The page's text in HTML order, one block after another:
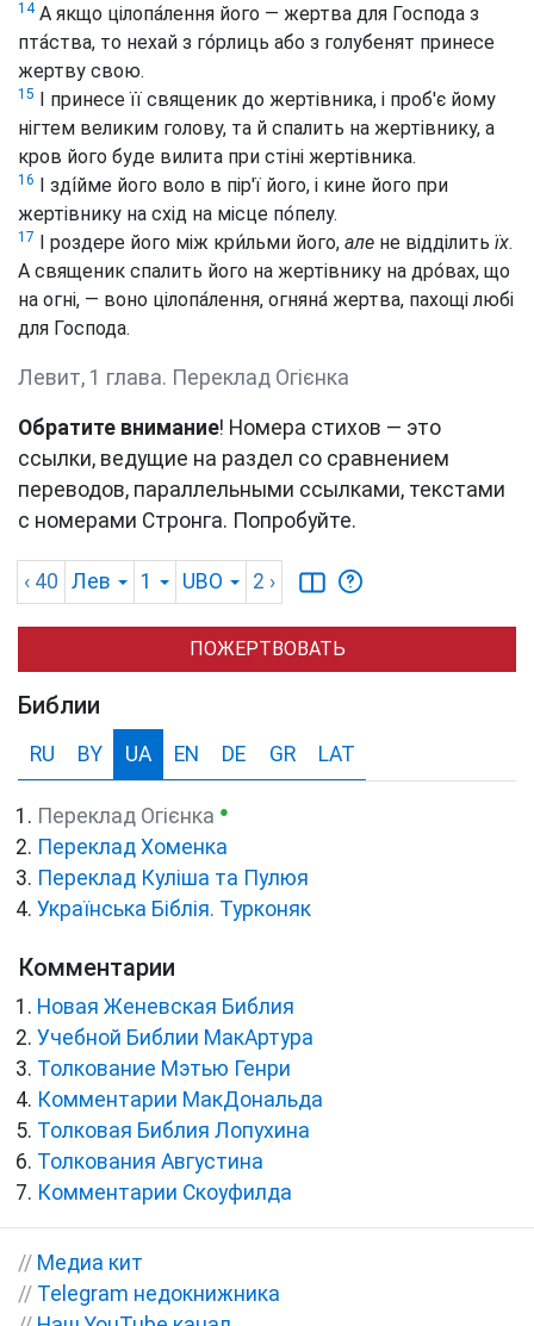
14А якщо цілопа́лення його — жертва для Господа з
пта́ства, то нехай з го́рлиць або з голубенят принесе
жертву свою.
15
І принесе її священик до жертівника, і проб'є йому
нігтем великим голову, та й спалить на жертівнику, а
кров його буде вилита при стіні жертівника.
16
І зді́йме його воло в пір'ї його, і кине його при
жертівнику на схід на місце по́пелу.
17 І роздере його між кри́льми його, але не відділить їх.
А священик спалить його на жертівнику на дро́вах, що
на огні, — воно цілопа́лення, огняна́ жертва, пахощі любі
для Господа.
Левит, 1 глава. Переклад Огієнка
Обратите внимание! Номера стихов — это
ссылки, ведущие на раздел со сравнением
переводов, параллельными ссылками, текстами
с номерами Стронга. Попробуйте.
‹ 40 Лев 1 UBO 2 ›
ПОЖЕРТВОВАТЬ
Библии
RU BY UA EN DE GR LAT
Переклад Огієнка ●
Переклад Хоменка
Переклад Куліша та Пулюя
Українська Біблія. Турконяк
Комментарии
Новая Женевская Библия
Учебной Библии МакАртура
Толкование Мэтью Генри
Комментарии МакДональда
Толковая Библия Лопухина
Толкования Августина
Комментарии Скоуфилда
// Медиа кит
// Telegram недокнижника